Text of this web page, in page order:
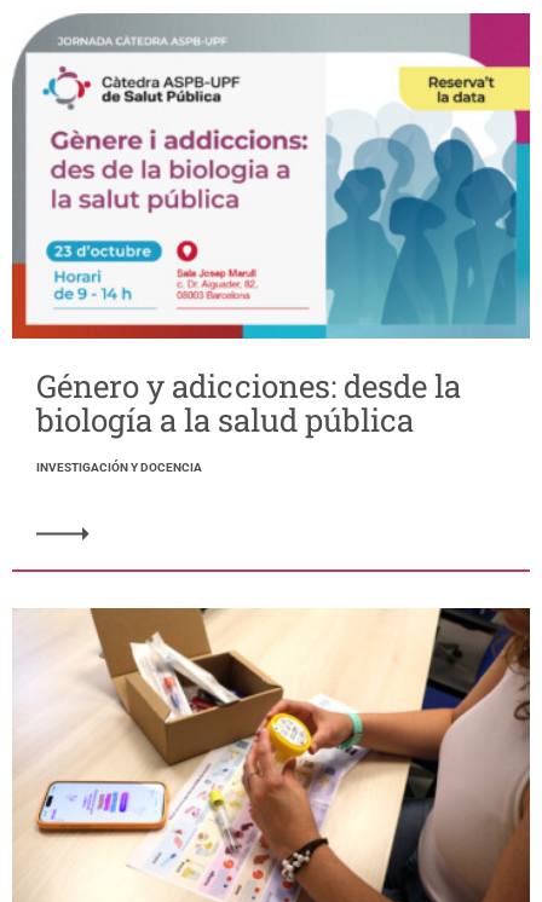
Género y adicciones: desde la
biología a la salud pública
INVESTIGACIÓN Y DOCENCIA